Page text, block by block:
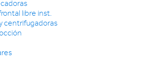
libre inst.
centrifugadoras